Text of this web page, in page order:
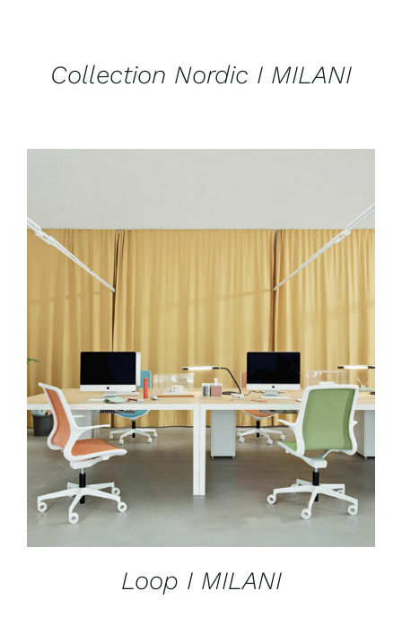
Collection Nordic I MILANI
Loop I MILANI